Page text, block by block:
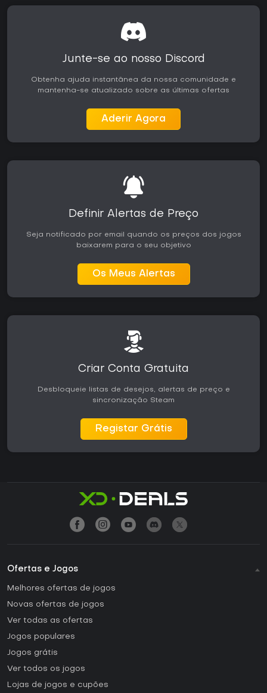
Junte-se ao nosso Discord
Obtenha ajuda instantânea da nossa comunidade e
mantenha-se atualizado sobre as últimas ofertas
Aderir Agora
Definir Alertas de Preço
Seja notificado por email quando os preços dos jogos
baixarem para o seu objetivo
Os Meus Alertas
Criar Conta Gratuita
Desbloqueie listas de desejos, alertas de preço e
sincronização Steam
Registar Grátis
Ofertas e Jogos
Melhores ofertas de jogos
Novas ofertas de jogos
Ver todas as ofertas
Jogos populares
Jogos grátis
Ver todos os jogos
Lojas de jogos e cupões